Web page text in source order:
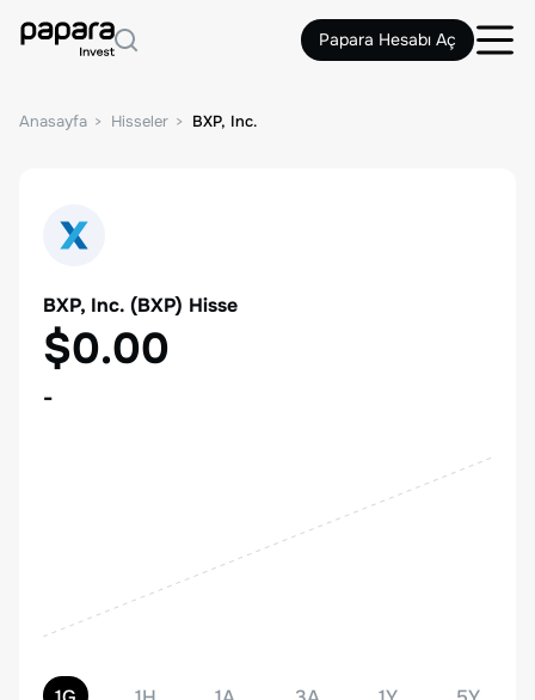
Papara Hesabı Aç
Anasayfa Hisseler BXP, Inc.
BXP, Inc. (BXP) Hisse
$0.00
-